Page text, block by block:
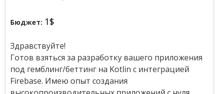
Бюджет: 1$
Здравствуйте!
Готов взяться за разработку вашего приложения
под гемблинг/беттинг на Kotlin с интеграцией
Firebase. Имею опыт создания